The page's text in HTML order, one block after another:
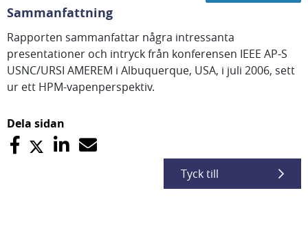
Sammanfattning
Rapporten sammanfattar några intressanta
presentationer och intryck från konferensen IEEE AP-S
USNC/URSI AMEREM i Albuquerque, USA, i juli 2006, sett
ur ett HPM-vapenperspektiv.
Dela sidan
Tyck till